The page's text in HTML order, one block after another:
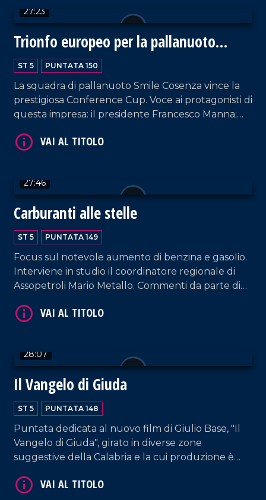
27:23
Trionfo europeo per la pallanuoto
femminile
ST 5 PUNTATA 150
La squadra di pallanuoto Smile Cosenza vince la
prestigiosa Conference Cup. Voce ai protagonisti di
questa impresa: il presidente Francesco Manna;
ragazze vincitrici. Spazio anche alla situazione del
27:46
Carburanti alle stelle
ST 5 PUNTATA 149
Focus sul notevole aumento di benzina e gasolio.
Interviene in studio il coordinatore regionale di
Assopetroli Mario Metallo. Commenti da parte di
di Confindustria; Jessica Mittica, una delle titolari
Polistena); Valerio Labate di Nucera Trasporti.
Approfondimento in esterna a cura di Anna Foti.
28:07
Il Vangelo di Giuda
ST 5 PUNTATA 148
Puntata dedicata al nuovo film di Giulio Base, "Il
Vangelo di Giuda", girato in diverse zone
suggestive della Calabria e la cui produzione è
direttore di Calabria Film Commission Giampaolo
VAI AL TITOLO
VAI AL TITOLO